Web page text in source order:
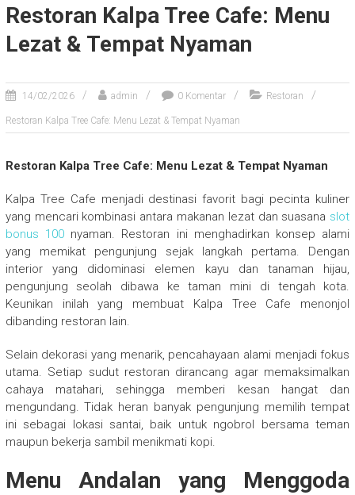
Restoran Kalpa Tree Cafe: Menu
Lezat & Tempat Nyaman
14/02/2026 admin 0 Komentar Restoran
Restoran Kalpa Tree Cafe: Menu Lezat & Tempat Nyaman
Restoran Kalpa Tree Cafe: Menu Lezat & Tempat Nyaman
Kalpa Tree Cafe menjadi destinasi favorit bagi pecinta kuliner
yang mencari kombinasi antara makanan lezat dan suasana slot
bonus 100nyaman. Restoran ini menghadirkan konsep alami
yang memikat pengunjung sejak langkah pertama. Dengan
interior yang didominasi elemen kayu dan tanaman hijau,
pengunjung seolah dibawa ke taman mini di tengah kota.
Keunikan inilah yang membuat Kalpa Tree Cafe menonjol
dibanding restoran lain.
Selain dekorasi yang menarik, pencahayaan alami menjadi fokus
utama. Setiap sudut restoran dirancang agar memaksimalkan
cahaya matahari, sehingga memberi kesan hangat dan
mengundang. Tidak heran banyak pengunjung memilih tempat
ini sebagai lokasi santai, baik untuk ngobrol bersama teman
maupun bekerja sambil menikmati kopi.
Menu Andalan yang Menggoda